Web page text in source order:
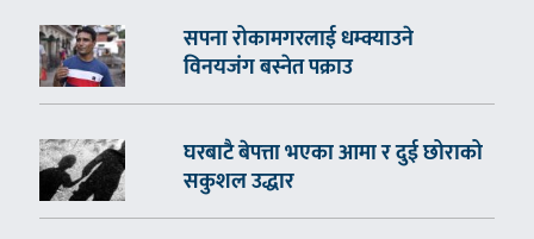
सपना रोकामगरलाई धम्क्याउने
विनयजंग बस्नेत पक्राउ
घरबाटै बेपत्ता भएका आमा र दुई छोराको
सकुशल उद्धार